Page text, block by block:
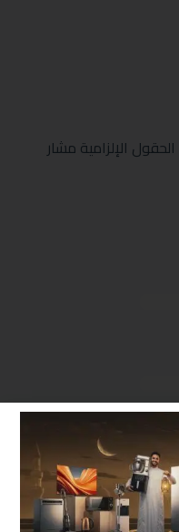
الحقول الإلزامية مشار